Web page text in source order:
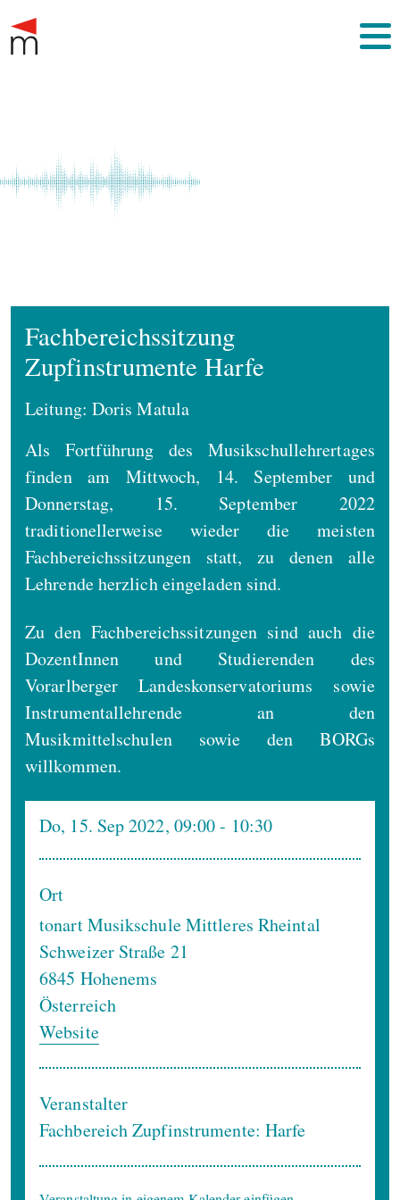
Fachbereichssitzung
Zupfinstrumente Harfe
Leitung: Doris Matula
Als Fortführung des Musikschullehrertages
finden am Mittwoch, 14. September und
Donnerstag, 15. September 2022
traditionellerweise wieder die meisten
Fachbereichssitzungen statt, zu denen alle
Lehrende herzlich eingeladen sind.
Zu den Fachbereichssitzungen sind auch die
DozentInnen und Studierenden des
Vorarlberger Landeskonservatoriums sowie
Instrumentallehrende an den
Musikmittelschulen sowie den BORGs
willkommen.
Do, 15. Sep 2022, 09:00- 10:30
Ort
tonart Musikschule Mittleres Rheintal
Schweizer Straße 21
6845 Hohenems
Österreich
Website
Veranstalter
Fachbereich Zupfinstrumente: Harfe